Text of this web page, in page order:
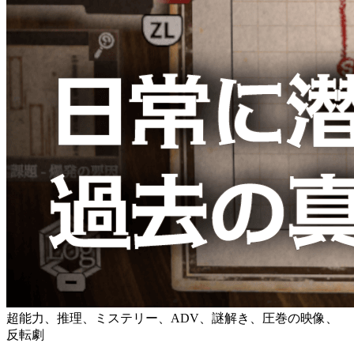
超能力、推理、ミステリー、ADV、謎解き、圧巻の映像、
反転劇